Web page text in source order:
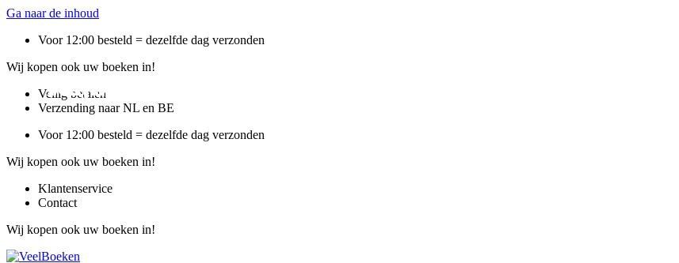
Ga naar de inhoud
Wij kopen ook uw boeken in!
✓Voor 12:00 besteld, dezelfde dag verzonden
Klantbeoordeling 9.5 op Kiyoh!
Voor 12:00 besteld = dezelfde dag verzonden
Wij kopen ook uw boeken in!
Veilig betalen
Verzending naar NL en BE
Voor 12:00 besteld = dezelfde dag verzonden
Wij kopen ook uw boeken in!
Klantenservice
Contact
Wij kopen ook uw boeken in!